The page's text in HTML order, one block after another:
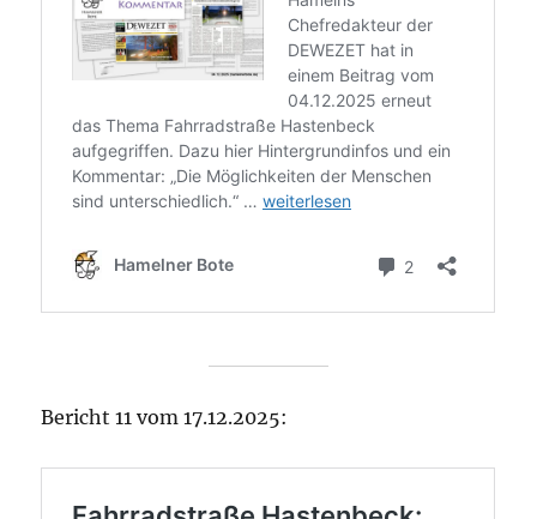
Bericht 11 vom 17.12.2025: